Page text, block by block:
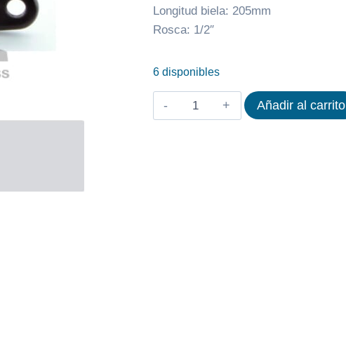
Longitud biela: 205mm
Rosca: 1/2″
6 disponibles
BIELA
DERECHA
Añadir al carrito